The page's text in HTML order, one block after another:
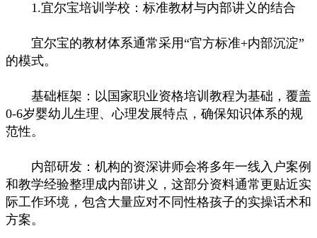
1.宜尔宝培训学校：标准教材与内部讲义的结合
宜尔宝的教材体系通常采用“官方标准+内部沉淀”
的模式。
基础框架：以国家职业资格培训教程为基础，覆盖
0-6岁婴幼儿生理、心理发展特点，确保知识体系的规
范性。
内部研发：机构的资深讲师会将多年一线入户案例
和教学经验整理成内部讲义，这部分资料通常更贴近实
际工作环境，包含大量应对不同性格孩子的实操话术和
方案。